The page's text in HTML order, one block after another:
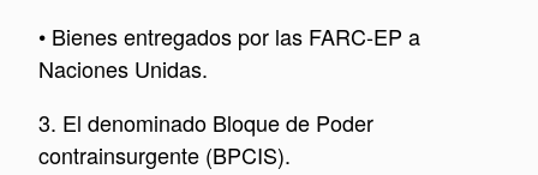
• Bienes entregados por las FARC-EP a
Naciones Unidas.
3. El denominado Bloque de Poder
contrainsurgente (BPCIS).